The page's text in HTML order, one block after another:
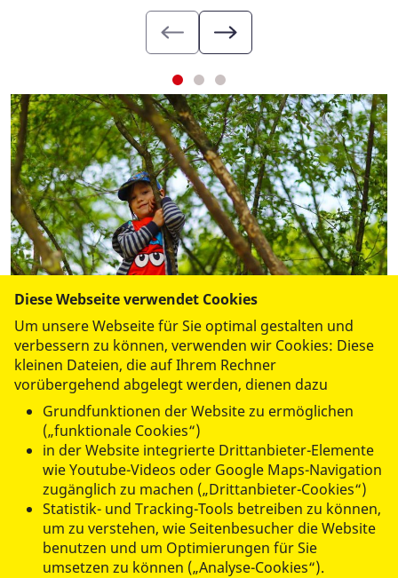
Hugenottenhofkita
Mit Spiel, Spaß und Bewegung
Mehr lesen
Diese Webseite verwendet Cookies
Um unsere Webseite für Sie optimal gestalten und
verbessern zu können, verwenden wir Cookies: Diese
kleinen Dateien, die auf Ihrem Rechner
vorübergehend abgelegt werden, dienen dazu
Grundfunktionen der Website zu ermöglichen
(„funktionale Cookies“)
in der Website integrierte Drittanbieter-Elemente
wie Youtube-Videos oder Google Maps-Navigation
zugänglich zu machen („Drittanbieter-Cookies“)
Statistik- und Tracking-Tools betreiben zu können,
um zu verstehen, wie Seitenbesucher die Website
benutzen und um Optimierungen für Sie
umsetzen zu können („Analyse-Cookies“).